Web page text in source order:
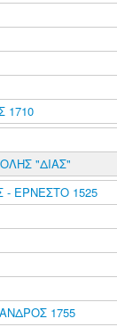
1710
"ΔΙΑΣ"
ΕΡΝΕΣΤΟ 1525
1755